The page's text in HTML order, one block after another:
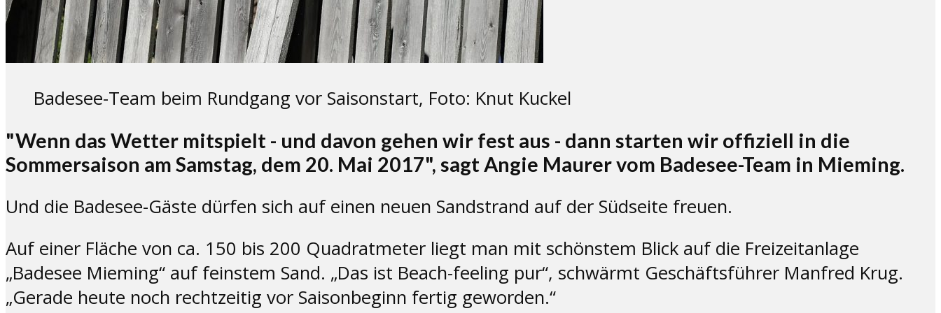
Badesee-Team beim Rundgang vor Saisonstart, Foto: Knut Kuckel
"Wenn das Wetter mitspielt - und davon gehen wir fest aus - dann starten wir offiziell in die
Sommersaison am Samstag, dem 20. Mai 2017", sagt Angie Maurer vom Badesee-Team in Mieming.
Und die Badesee-Gäste dürfen sich auf einen neuen Sandstrand auf der Südseite freuen.
Auf einer Fläche von ca. 150 bis 200 Quadratmeter liegt man mit schönstem Blick auf die Freizeitanlage
„Badesee Mieming“ auf feinstem Sand. „Das ist Beach-feeling pur“, schwärmt Geschäftsführer Manfred Krug.
„Gerade heute noch rechtzeitig vor Saisonbeginn fertig geworden.“